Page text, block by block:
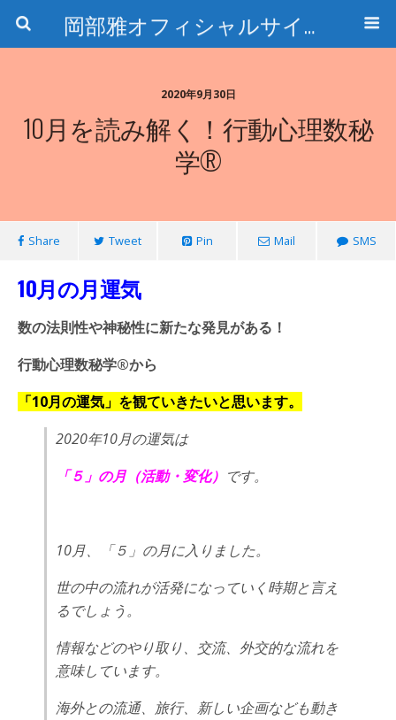
岡部雅オフィシャルサイト〜石の魅惑と数字のトリコ〜
2020年9月30日
10月を読み解く！行動心理数秘
学®
Share Tweet Pin Mail SMS
10月の月運気
数の法則性や神秘性に新たな発見がある！
行動心理数秘学®️から
「10月の運気」を観ていきたいと思います。
2020年10月の運気は
「５」の月（活動・変化） です。
10月、「５」の月に入りました。
世の中の流れが活発になっていく時期と言え
るでしょう。
情報などのやり取り、交流、外交的な流れを
意味しています。
海外との流通、旅行、新しい企画なども動き